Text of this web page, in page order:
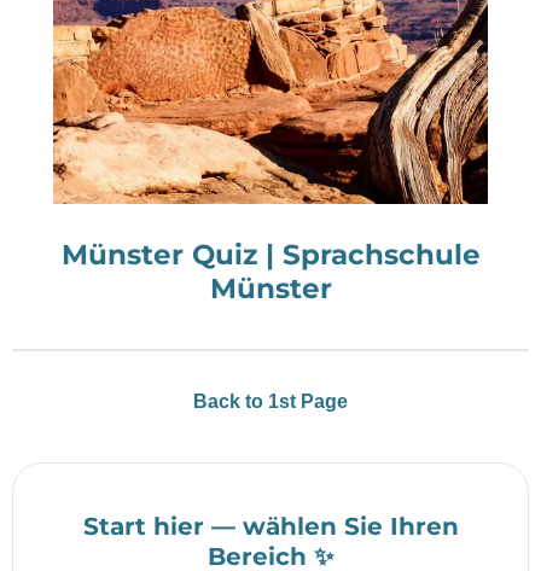
Münster Quiz | Sprachschule
Münster
Back to 1st Page
Start hier — wählen Sie Ihren
Bereich ✨